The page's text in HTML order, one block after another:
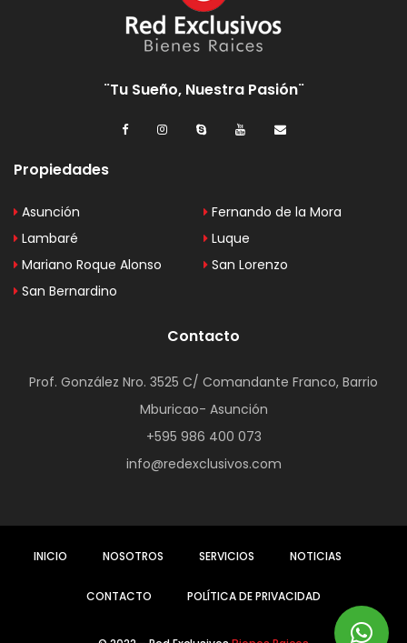
¨Tu Sueño, Nuestra Pasión¨
Propiedades
Asunción
Fernando de la Mora
Lambaré
Luque
Mariano Roque Alonso
San Lorenzo
San Bernardino
Contacto
Prof. González Nro. 3525 C/ Comandante Franco, Barrio
Mburicao- Asunción
+595 986 400 073
info@redexclusivos.com
INICIO NOSOTROS SERVICIOS NOTICIAS
CONTACTO POLÍTICA DE PRIVACIDAD